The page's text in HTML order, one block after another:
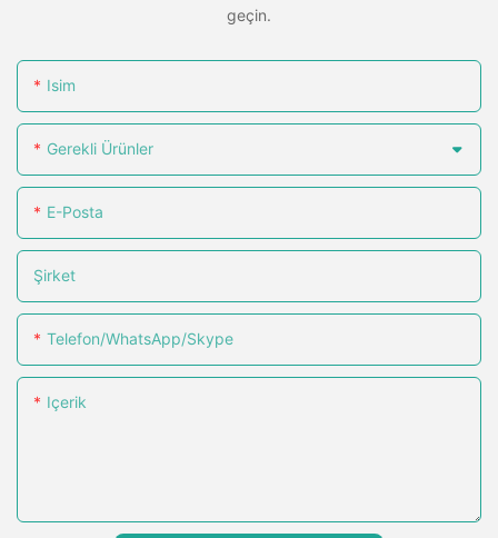
geçin.
Isim
Gerekli Ürünler
E-Posta
Şirket
Telefon/WhatsApp/Skype
Içerik